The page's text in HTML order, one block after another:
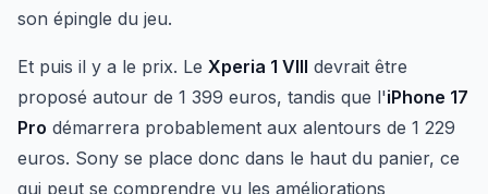
son épingle du jeu.
Et puis il y a le prix. Le Xperia 1 VIII devrait être
proposé autour de 1 399 euros, tandis que l'iPhone 17
Pro démarrera probablement aux alentours de 1 229
euros. Sony se place donc dans le haut du panier, ce
qui peut se comprendre vu les améliorations